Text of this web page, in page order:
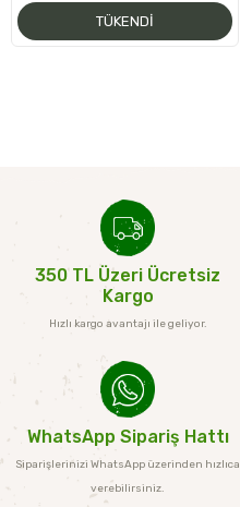
TÜKENDI
350 TL Üzeri Ücretsiz
Kargo
Hızlı kargo avantajı ile geliyor.
WhatsApp Sipariş Hattı
Siparişlerinizi WhatsApp üzerinden hızlıca
verebilirsiniz.